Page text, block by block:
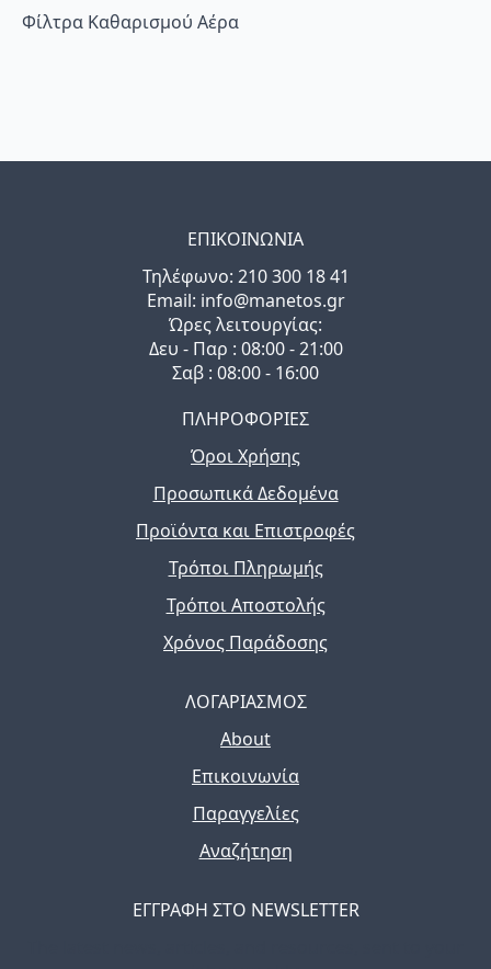
Φίλτρα Καθαρισμού Αέρα
ΕΠΙΚΟΙΝΩΝΙΑ
Τηλέφωνo: 210 300 18 41
Email: info@manetos.gr
Ώρες λειτουργίας:
Δευ - Παρ : 08:00 - 21:00
Σαβ : 08:00 - 16:00
ΠΛΗΡΟΦΟΡΙΕΣ
Όροι Χρήσης
Προσωπικά Δεδομένα
Προϊόντα και Επιστροφές
Τρόποι Πληρωμής
Τρόποι Αποστολής
Χρόνος Παράδοσης
ΛΟΓΑΡΙΑΣΜΟΣ
About
Επικοινωνία
Παραγγελίες
Αναζήτηση
ΕΓΓΡΑΦΗ ΣΤΟ NEWSLETTER